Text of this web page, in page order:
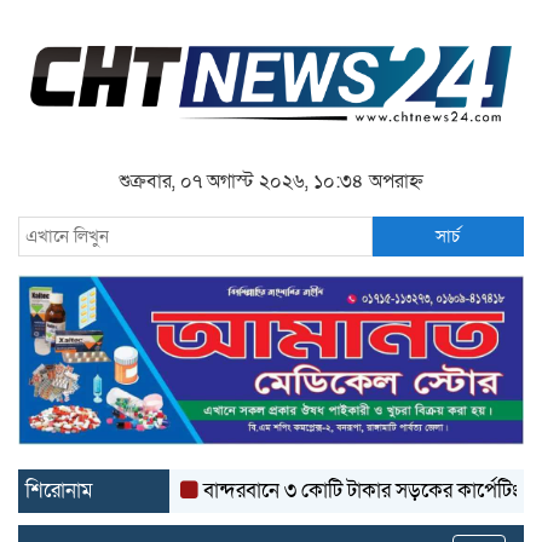
শুক্রবার, ০৭ অগাস্ট ২০২৬, ১০:৩৪ অপরাহ্ন
সার্চ
শিরোনাম বান্দরবানে ৩ কোটি টাকার সড়কের কার্পেটিং উঠে